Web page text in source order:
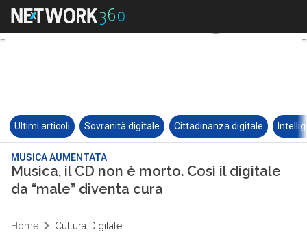
Ultimi articoli Sovranità digitale Cittadinanza digitale
MUSICA AUMENTATA
Musica, il CD non è morto. Così il digitale
da “male” diventa cura
Home Cultura Digitale